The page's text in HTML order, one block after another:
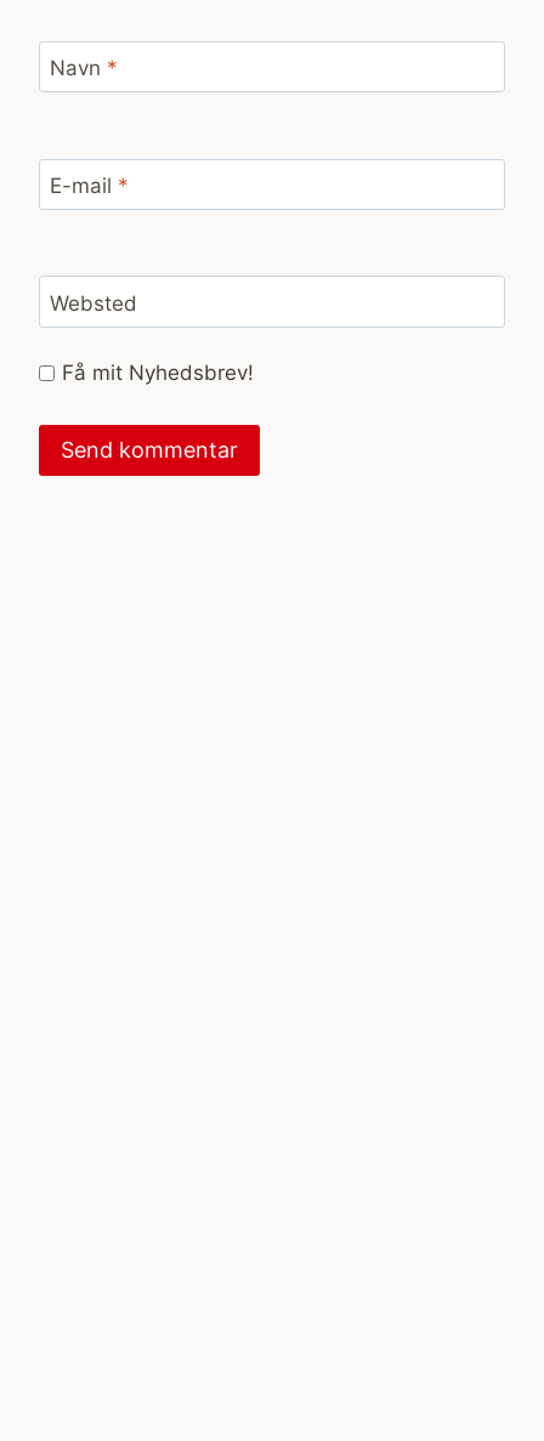
Navn *
E-mail *
Websted
Få mit Nyhedsbrev!